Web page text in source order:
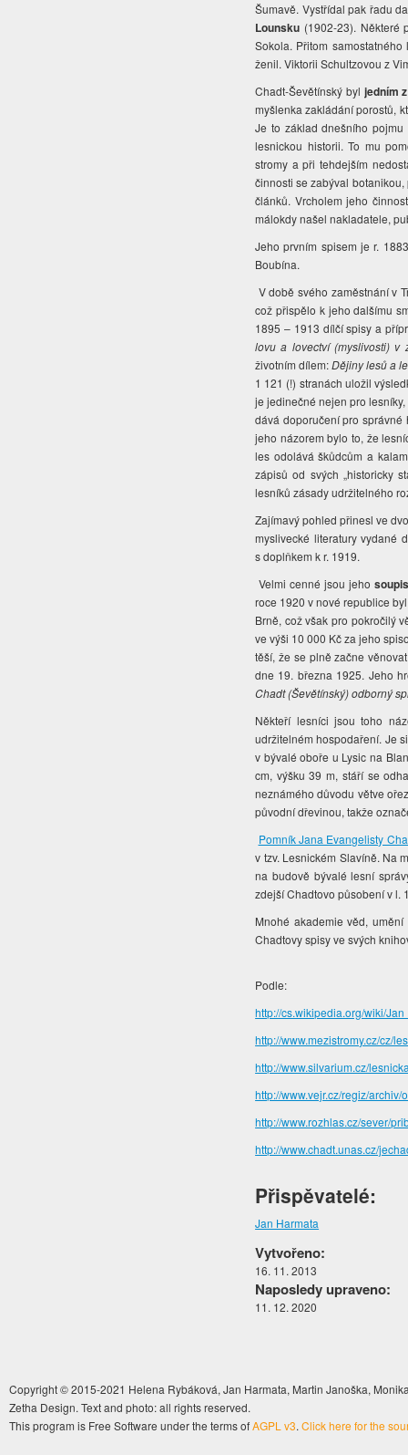
Šumavě. Vystřídal pak řadu
Lounsku (1902-23). Některé
Sokola. Přitom
ženil. Viktorii Schultzovou z
Chadt-Ševětínský byl jedním
myšlenka zakládání porostů,
Je to základ dnešního
lesnickou historii. To mu
stromy a při tehdejším
činnosti se zabýval
článků. Vrcholem jeho
málokdy našel nakladatele,
Jeho prvním spisem je r.
Boubína.
V době svého zaměstnání v
což přispělo k jeho dalšímu
1895 – 1913 dílčí spisy a
lovu a lovectví (myslivosti) v
životním dílem:Dějiny lesů a
1 121 (!) stranách uložil
je jedinečné nejen pro
dává doporučení pro
jeho názorem bylo to, že
les odolává škůdcům a
zápisů od svých „historicky
lesníků zásady udržitelného
Zajímavý pohled přinesl ve
myslivecké literatury
s doplňkem k r. 1919.
Velmi cenné jsou jeho
roce 1920 v nové republice
Brně, což však pro pokročilý
ve výši 10 000 Kč za jeho
těší, že se plně začne
dne 19. března 1925. Jeho
Chadt (Ševětínský) odborný
Někteří lesníci jsou toho
udržitelném hospodaření. Je
v bývalé oboře u Lysic na
cm, výšku 39 m, stáří se
neznámého důvodu větve
původní dřevinou, takže
Pomník Jana Evangelisty
v tzv. Lesnickém Slavíně. Na
na budově bývalé lesní
zdejší Chadtovo působení v l.
Mnohé akademie věd,
Chadtovy spisy ve svých
Podle:
http://cs.wikipedia.org/wiki/
http://www.mezistromy.cz/cz/
http://www.silvarium.cz/
http://www.vejr.cz/regiz/
http://www.rozhlas.cz/sever/
http://www.chadt.unas.cz/
Přispěvatelé:
Jan Harmata
Vytvořeno:
16. 11. 2013
Naposledy upraveno:
11. 12. 2020
Copyright © 2015-2021 Helena Rybáková, Jan Harmata, Martin Janoška,
Zetha Design. Text and photo: all rights reserved.
This program is Free Software under the terms ofAGPL v3. Click here for the